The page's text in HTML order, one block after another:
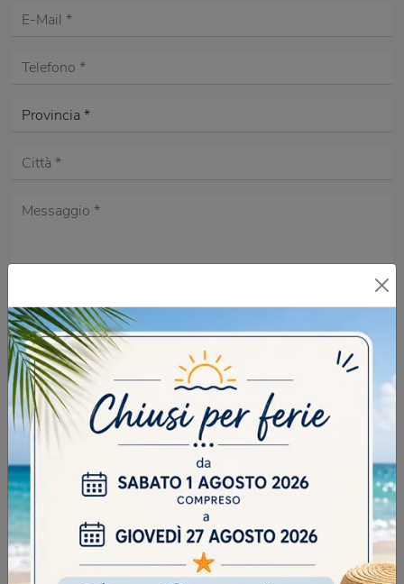
SFOGLIA I NOSTRI CATALOGHI
Acconsento all'informativa sulla
DOMANDA DI SICUREZZA
Scrivere la parola "Fragole" al singolare
INVIA